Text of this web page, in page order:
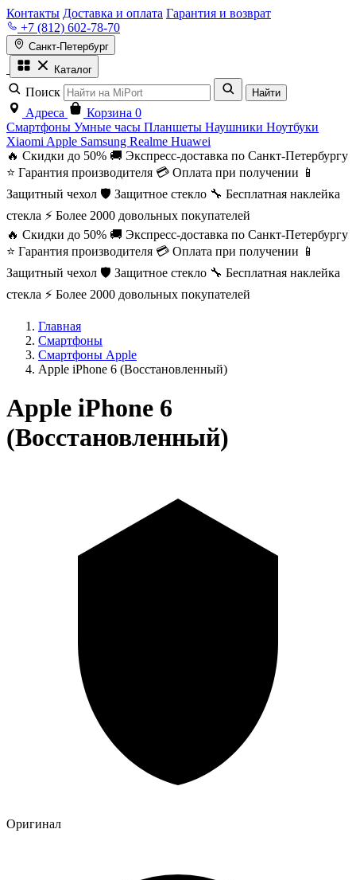
Контакты Доставка и оплата Гарантия и возврат
+7 (812) 602-78-70
Санкт-Петербург
Каталог
Поиск Найти
Адреса Корзина 0
Смартфоны Умные часы Планшеты Наушники Ноутбуки
Xiaomi Apple Samsung Realme Huawei
🔥 Скидки до 50% 🚚 Экспресс-доставка по Санкт-Петербургу
⭐ Гарантия производителя 💳 Оплата при получении 📱
Защитный чехол 🛡️ Защитное стекло 🔧 Бесплатная наклейка
стекла ⚡ Более 2000 довольных покупателей
🔥 Скидки до 50% 🚚 Экспресс-доставка по Санкт-Петербургу
⭐ Гарантия производителя 💳 Оплата при получении 📱
Защитный чехол 🛡️ Защитное стекло 🔧 Бесплатная наклейка
стекла ⚡ Более 2000 довольных покупателей
Главная
Смартфоны
Смартфоны Apple
Apple iPhone 6 (Восстановленный)
Apple iPhone 6
(Восстановленный)
Оригинал